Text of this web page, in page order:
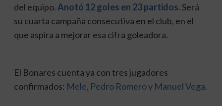
del equipo.Anotó 12 goles en 23 partidos. Será
su cuarta campaña consecutiva en el club, en el
que aspira a mejorar esa cifra goleadora.
El Bonares cuenta ya con tres jugadores
confirmados: Mele, Pedro Romero y Manuel Vega.